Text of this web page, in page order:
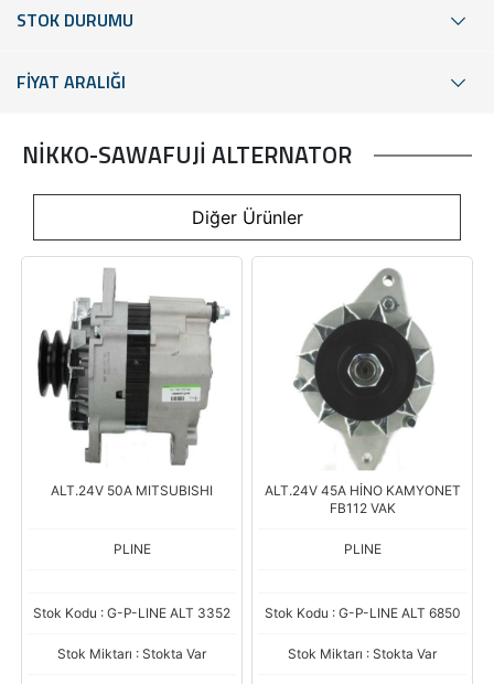
STOK DURUMU
FİYAT ARALIĞI
NİKKO-SAWAFUJİ ALTERNATOR
Diğer Ürünler
ALT.24V 50A MITSUBISHI
PLINE
Stok Kodu : G-P-LINE ALT 3352
Stok Miktarı : Stokta Var
ALT.24V 45A HİNO KAMYONET
FB112 VAK
PLINE
Stok Kodu : G-P-LINE ALT 6850
Stok Miktarı : Stokta Var